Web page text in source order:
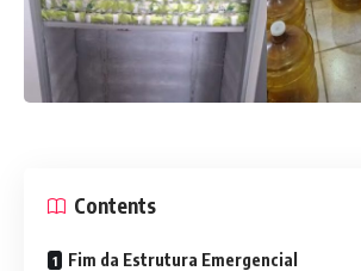
Contents
Fim da Estrutura Emergencial